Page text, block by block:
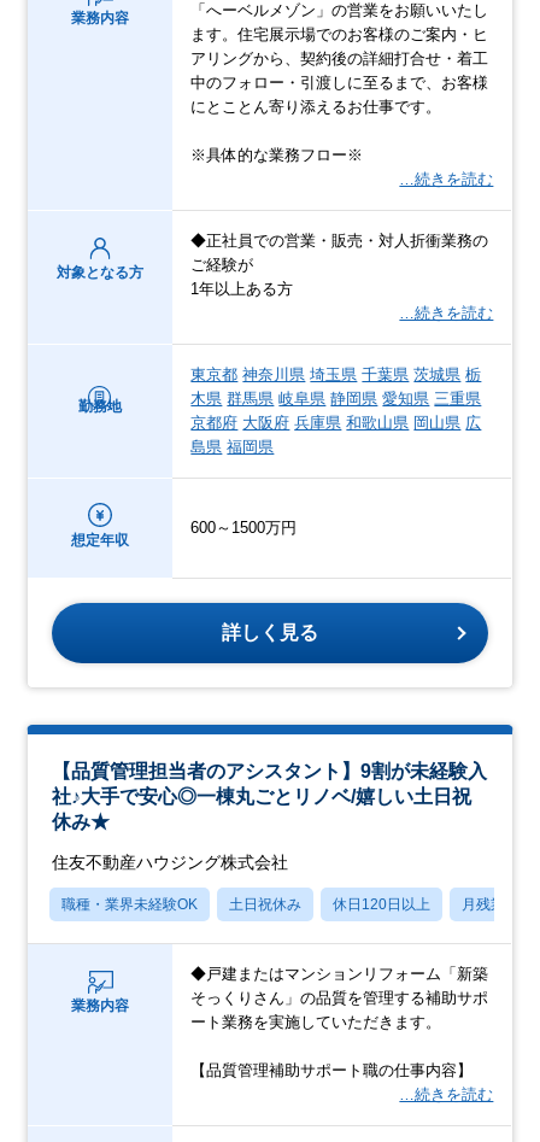
業務内容
「へーベルメゾン」の営業をお願いいたし
ます。住宅展示場でのお客様のご案内・ヒ
アリングから、契約後の詳細打合せ・着工
中のフォロー・引渡しに至るまで、お客様
にとことん寄り添えるお仕事です。
※具体的な業務フロー※
…続きを読む
対象となる方
◆正社員での営業・販売・対人折衝業務の
ご経験が
1年以上ある方
…続きを読む
勤務地
東京都 神奈川県 埼玉県 千葉県 茨城県 栃
木県 群馬県 岐阜県 静岡県 愛知県 三重県
京都府 大阪府 兵庫県 和歌山県 岡山県 広
島県 福岡県
想定年収
600～1500万円
詳しく見る
【品質管理担当者のアシスタント】9割が未経験入
社♪大手で安心◎一棟丸ごとリノベ/嬉しい土日祝
休み★
住友不動産ハウジング株式会社
職種・業界未経験OK 土日祝休み 休日120日以上 月残業20
業務内容
◆戸建またはマンションリフォーム「新築
そっくりさん」の品質を管理する補助サポ
ート業務を実施していただきます。
【品質管理補助サポート職の仕事内容】
…続きを読む